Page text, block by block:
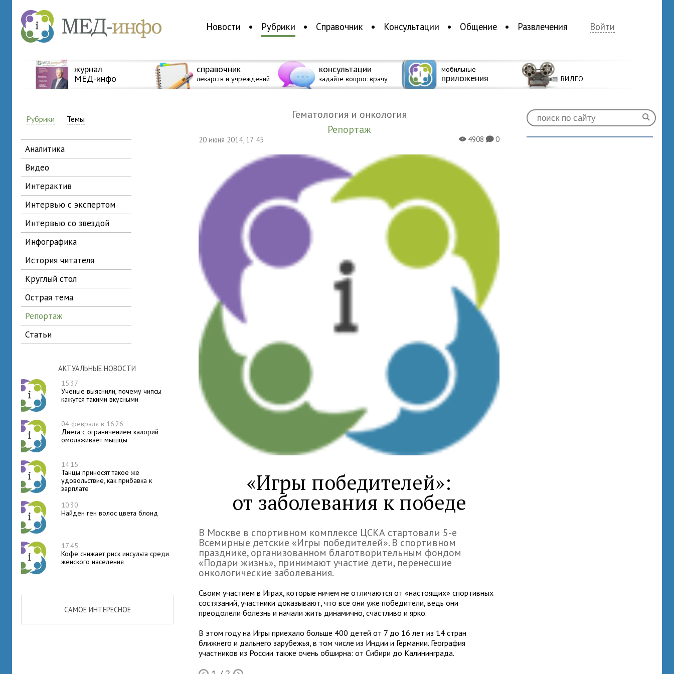
Новости Рубрики Справочник Консультации Общение Развлечения Войти
журнал
МЕД-инфо
справочник
лекарств и учреждений
консультации
задайте вопрос врачу
мобильные
приложения ВИДЕО
Рубрики Темы
аналитика
видео
интерактив
интервью с экспертом
интервью со звездой
инфографика
история читателя
круглый стол
острая тема
репортаж
статьи
АКТУАЛЬНЫЕ НОВОСТИ
15:37
Ученые выяснили, почему чипсы
кажутся такими вкусными
04 февраля в 16:26
Диета с ограничением калорий
омолаживает мышцы
14:15
Танцы приносят такое же
удовольствие, как прибавка к
зарплате
10:30
Найден ген волос цвета блонд
17:45
Кофе снижает риск инсульта среди
женского населения
САМОЕ ИНТЕРЕСНОЕ
Гематология и онкология
Репортаж
20 июня 2014, 17:45 X4908K0
«Игры победителей»:
от заболевания к победе
В Москве в спортивном комплексе ЦСКА стартовали 5-е
Всемирные детские «Игры победителей». В спортивном
празднике, организованном благотворительным фондом
«Подари жизнь», принимают участие дети, перенесшие
онкологические заболевания.
Своим участием в Играх, которые ничем не отличаются от «настоящих» спортивных
состязаний, участники доказывают, что все они уже победители, ведь они
преодолели болезнь и начали жить динамично, счастливо и ярко.
В этом году на Игры приехало больше 400 детей от 7 до 16 лет из 14 стран
ближнего и дальнего зарубежья, в том числе из Индии и Германии. География
участников из России также очень обширна: от Сибири до Калининграда.